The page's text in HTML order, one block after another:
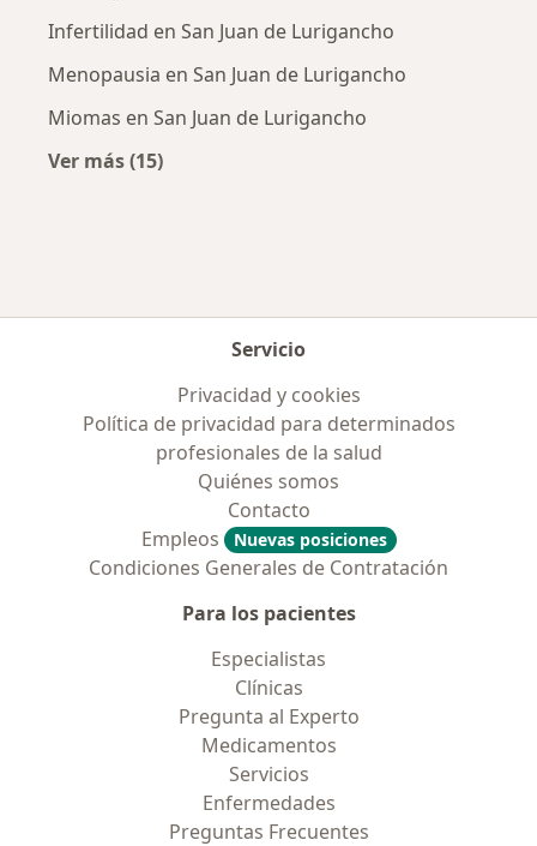
Infertilidad en San Juan de Lurigancho
Menopausia en San Juan de Lurigancho
Miomas en San Juan de Lurigancho
Ver más (15)
Servicio
Privacidad y cookies
Política de privacidad para determinados
profesionales de la salud
Quiénes somos
Contacto
Empleos
Nuevas posiciones
Condiciones Generales de Contratación
Para los pacientes
Especialistas
Clínicas
Pregunta al Experto
Medicamentos
Servicios
Enfermedades
Preguntas Frecuentes